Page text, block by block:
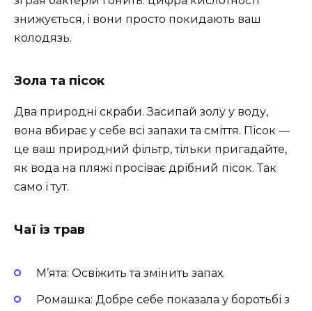
знижується, і вони просто покидають ваш
колодязь.
Зола та пісок
Два природні скраби. Засипай золу у воду,
вона вбирає у себе всі запахи та сміття. Пісок —
це ваш природний фільтр, тільки пригадайте,
як вода на пляжі просіває дрібний пісок. Так
само і тут.
Чаї із трав
М’ята: Освіжить та змінить запах.
Ромашка: Добре себе показала у боротьбі з